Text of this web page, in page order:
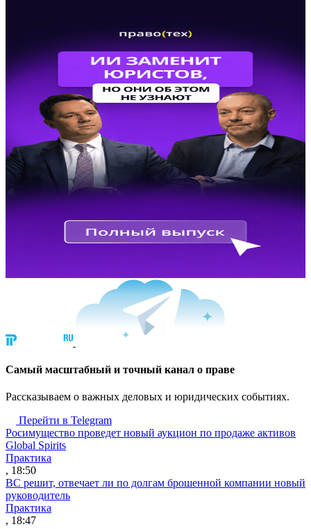
Cамый масштабный и точный канал о праве
Рассказываем о важных деловых и юридических событиях.
Перейти в Telegram
Росимущество проведет новый аукцион по продаже активов
Global Spirits
Практика
, 18:50
ВС решит, отвечает ли по долгам брошенной компании новый
руководитель
Практика
, 18:47